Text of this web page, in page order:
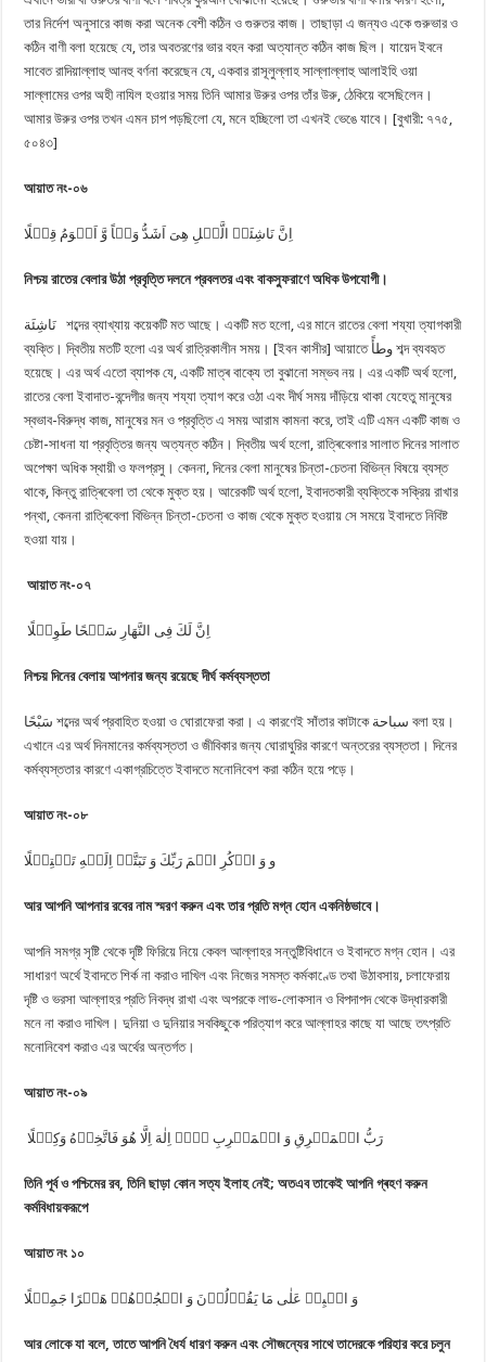
তার নির্দেশ অনুসারে কাজ করা অনেক বেশী কঠিন ও গুরুতর কাজ। তাছাড়া এ জন্যও একে গুরুভার ও
কঠিন বাণী বলা হয়েছে যে, তার অবতরণের ভার বহন করা অত্যান্ত কঠিন কাজ ছিল। যায়েদ ইবনে
সাবেত রাদিয়াল্লাহু আনহু বৰ্ণনা করেছেন যে, একবার রাসূলুল্লাহ সাল্লাল্লাহু আলাইহি ওয়া
সাল্লামের ওপর অহী নাযিল হওয়ার সময় তিনি আমার উরুর ওপর তাঁর উরু, ঠেকিয়ে বসেছিলেন।
আমার উরুর ওপর তখন এমন চাপ পড়ছিলো যে, মনে হচ্ছিলো তা এখনই ভেঙে যাবে। [বুখারী: ৭৭৫,
৫০৪৩]
আয়াত নং-০৬
اِنَّ نَاشِئَۃَ الَّیۡلِ هِیَ اَشَدُّ وَطۡاً وَّ اَقۡوَمُ قِیۡلًا
নিশ্চয় রাতের বেলার উঠা প্রবৃত্তি দলনে প্রবলতর এবং বাকস্ফুরাণে অধিক উপযোগী।
نَاشِئَة শব্দের ব্যাখ্যায় কয়েকটি মত আছে। একটি মত হলো, এর মানে রাতের বেলা শয্যা ত্যাগকারী
ব্যক্তি। দ্বিতীয় মতটি হলো এর অর্থ রাত্রিকালীন সময়। [ইবন কাসীর] আয়াতে وطأً শব্দ ব্যবহৃত
হয়েছে। এর অর্থ এতো ব্যাপক যে, একটি মাত্ৰ বাক্যে তা বুঝানো সম্ভব নয়। এর একটি অর্থ হলো,
রাতের বেলা ইবাদাত-বন্দেগীর জন্য শয্যা ত্যাগ করে ওঠা এবং দীর্ঘ সময় দাঁড়িয়ে থাকা যেহেতু মানুষের
স্বভাব-বিরুদ্ধ কাজ, মানুষের মন ও প্রবৃত্তি এ সময় আরাম কামনা করে, তাই এটি এমন একটি কাজ ও
চেষ্টা-সাধনা যা প্রবৃত্তির জন্য অত্যন্ত কঠিন। দ্বিতীয় অর্থ হলো, রাত্ৰিবেলার সালাত দিনের সালাত
অপেক্ষা অধিক স্থায়ী ও ফলপ্রসু। কেননা, দিনের বেলা মানুষের চিন্তা-চেতনা বিভিন্ন বিষয়ে ব্যস্ত
থাকে, কিন্তু রাত্ৰিবেলা তা থেকে মুক্ত হয়। আরেকটি অর্থ হলো, ইবাদতকারী ব্যক্তিকে সক্রিয় রাখার
পন্থা, কেননা রাত্ৰিবেলা বিভিন্ন চিন্তা-চেতনা ও কাজ থেকে মুক্ত হওয়ায় সে সময়ে ইবাদতে নিবিষ্ট
হওয়া যায়।
আয়াত নং-০৭
اِنَّ لَكَ فِی النَّهَارِ سَبۡحًا طَوِیۡلًا
নিশ্চয় দিনের বেলায় আপনার জন্য রয়েছে দীর্ঘ কর্মব্যস্ততা
سَبْحًا শব্দের অর্থ প্রবাহিত হওয়া ও ঘোরাফেরা করা। এ কারণেই সাঁতার কাটাকে سباحة বলা হয়।
এখানে এর অর্থ দিনমানের কর্মব্যস্ততা ও জীবিকার জন্য ঘোরাঘুরির কারণে অন্তরের ব্যস্ততা। দিনের
কর্মব্যস্ততার কারণে একাগ্রচিত্তে ইবাদতে মনোনিবেশ করা কঠিন হয়ে পড়ে।
আয়াত নং-০৮
و وَ اذۡكُرِ اسۡمَ رَبِّكَ وَ تَبَتَّلۡ اِلَیۡهِ تَبۡتِیۡلًا
আর আপনি আপনার রবের নাম স্মরণ করুন এবং তার প্রতি মগ্ন হোন একনিষ্ঠভাবে।
আপনি সমগ্র সৃষ্টি থেকে দৃষ্টি ফিরিয়ে নিয়ে কেবল আল্লাহর সন্তুষ্টিবিধানে ও ইবাদতে মগ্ন হোন। এর
সাধারণ অর্থে ইবাদতে শির্ক না করাও দাখিল এবং নিজের সমস্ত কর্মকাণ্ডে তথা উঠাবসায়, চলাফেরায়
দৃষ্টি ও ভরসা আল্লাহর প্রতি নিবদ্ধ রাখা এবং অপরকে লাভ-লোকসান ও বিপদাপদ থেকে উদ্ধারকারী
মনে না করাও দাখিল। দুনিয়া ও দুনিয়ার সবকিছুকে পরিত্যাগ করে আল্লাহর কাছে যা আছে তৎপ্রতি
মনোনিবেশ করাও এর অর্থের অন্তর্গত।
আয়াত নং-০৯
رَبُّ الۡمَشۡرِقِ وَ الۡمَغۡرِبِ لَاۤ اِلٰهَ اِلَّا هُوَ فَاتَّخِذۡهُ وَكِیۡلًا
তিনি পূর্ব ও পশ্চিমের রব,তিনি ছাড়া কোন সত্য ইলাহ নেই;অতএব তাকেই আপনি গ্ৰহণ করুন
কর্মবিধায়করূপে
আয়াত নং ১০
আর লোকে যা বলে,তাতে আপনি ধৈর্য ধারণ করুন এবং সৌজন্যের সাথে তাদেরকে পরিহার করে চলুন